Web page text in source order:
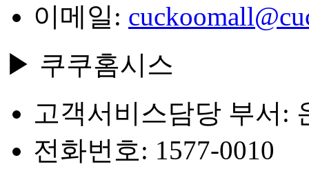
이메일:
▶ 쿠쿠홈시스
고객서비스담당 부서:
전화번호: 1577-0010